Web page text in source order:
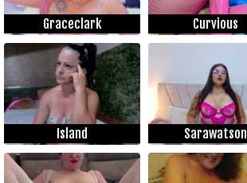
Graceclark Curvious
Island Sarawatson